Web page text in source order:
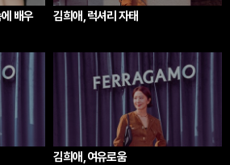
배우
김희애, 럭셔리 자태
김희애, 여유로움